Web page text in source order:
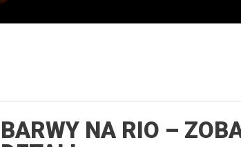
BARWY NA RIO –